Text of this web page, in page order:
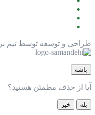
طراحی و توسعه توسط تیم
باشه
آیا از حذف مطمئن هستید؟
بله خیر